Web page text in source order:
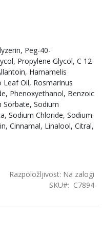
Peg-40-
Propylene Glycol, C 12-
Hamamelis
Leaf Oil, Rosmarinus
Phenoxyethanol, Benzoic
Sorbate, Sodium
Sodium Chloride, Sodium
Cinnamal, Linalool, Citral,
Razpoložljivost: Na zalogi
SKU
C7894